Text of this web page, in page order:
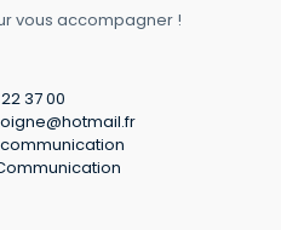
vous accompagner !
37 00